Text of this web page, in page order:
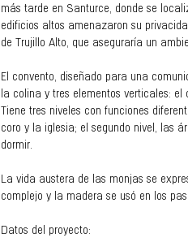
más tarde en Santurce, donde se
edificios altos amenazaron su
de Trujillo Alto, que aseguraría un
El convento, diseñado para una
la colina y tres elementos verticales:
Tiene tres niveles con funciones
coro y la iglesia; el segundo nivel, las
dormir.
La vida austera de las monjas se
complejo y la madera se usó en los
Datos del proyecto: